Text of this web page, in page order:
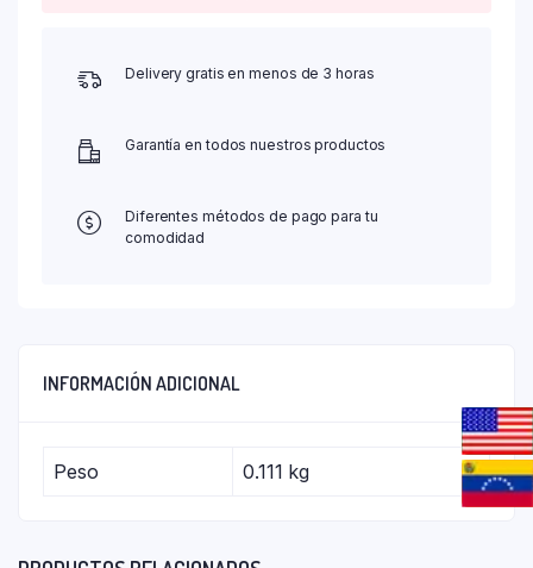
Delivery gratis en menos de 3 horas
Garantía en todos nuestros productos
Diferentes métodos de pago para tu
comodidad
INFORMACIÓN ADICIONAL
Peso 0.111 kg